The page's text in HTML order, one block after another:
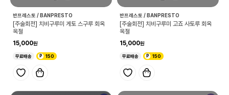
반프레스토 / BANPRESTO
[주술회전] 치비구루미 게토 스구루 회옥
옥절
15,000
무료배송 150
반프레스토 / BANPRESTO
[주술회전] 치비구루미 고죠 사토루 회옥
옥절
15,000
무료배송 150